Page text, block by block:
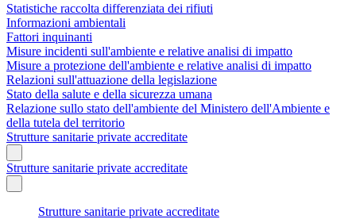
Statistiche raccolta differenziata dei rifiuti
Informazioni ambientali
Fattori inquinanti
Misure incidenti sull'ambiente e relative analisi di impatto
Misure a protezione dell'ambiente e relative analisi di impatto
Relazioni sull'attuazione della legislazione
Stato della salute e della sicurezza umana
Relazione sullo stato dell'ambiente del Ministero dell'Ambiente e
della tutela del territorio
Strutture sanitarie private accreditate
Strutture sanitarie private accreditate
Strutture sanitarie private accreditate